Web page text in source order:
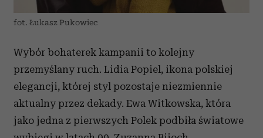
fot. Łukasz Pukowiec
Wybór bohaterek kampanii to kolejny
przemyślany ruch. Lidia Popiel, ikona polskiej
elegancji, której styl pozostaje niezmiennie
aktualny przez dekady. Ewa Witkowska, która
jako jedna z pierwszych Polek podbiła światowe